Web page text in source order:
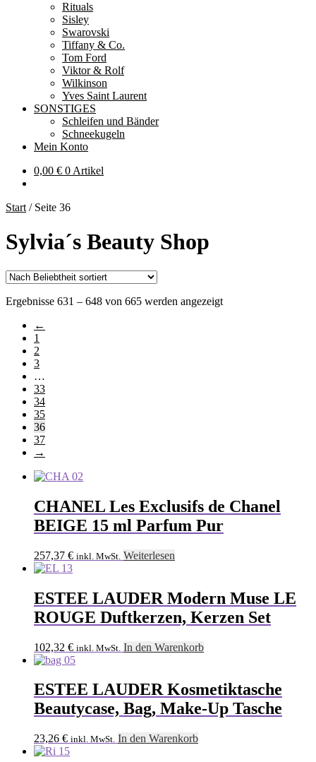
Rituals
Sisley
Swarovski
Tiffany & Co.
Tom Ford
Viktor & Rolf
Wilkinson
Yves Saint Laurent
SONSTIGES
Schleifen und Bänder
Schneekugeln
Mein Konto
0,00 € 0 Artikel
Start / Seite 36
Sylvia´s Beauty Shop
Ergebnisse 631 – 648 von 665 werden angezeigtNach
←
1
2
3
…
33
34
35
36
37
→
CHANEL Les Exclusifs de Chanel
BEIGE 15 ml Parfum Pur
257,37 € inkl. MwSt. Weiterlesen
ESTEE LAUDER Modern Muse LE
ROUGE Duftkerzen, Kerzen Set
102,32 € inkl. MwSt. In den Warenkorb
ESTEE LAUDER Kosmetiktasche
Beautycase, Bag, Make-Up Tasche
23,26 € inkl. MwSt. In den Warenkorb